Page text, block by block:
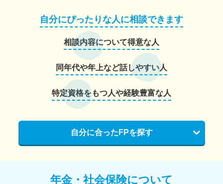
自分にぴったりな人に相談できます
相談内容について得意な人
同年代や年上など話しやすい人
特定資格をもつ人や経験豊富な人
自分に合ったFPを探す
年金・社会保険について